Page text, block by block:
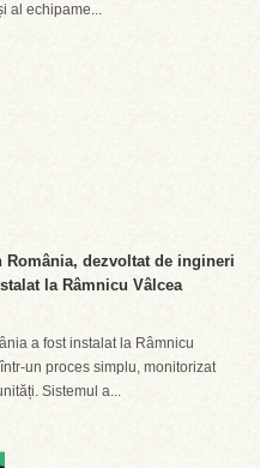
al echipame...
dezvoltat de ingineri
la Râmnicu Vâlcea
a fost instalat la Râmnicu
un proces simplu, monitorizat
Sistemul a...